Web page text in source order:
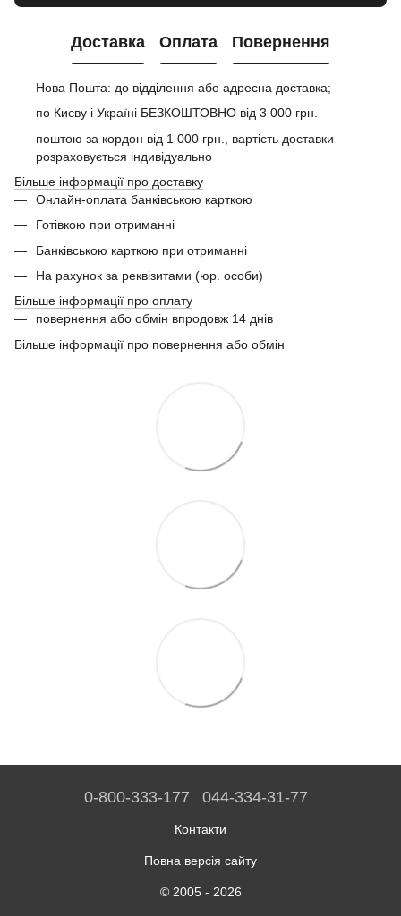
Доставка Оплата Повернення
Нова Пошта: до відділення або адресна доставка;
по Києву і Україні БЕЗКОШТОВНО від 3 000 грн.
поштою за кордон від 1 000 грн., вартість доставки
розраховується індивідуально
Більше інформації про доставку
Онлайн-оплата банківською карткою
Готівкою при отриманні
Банківською карткою при отриманні
На рахунок за реквізитами (юр. особи)
Більше інформації про оплату
повернення або обмін впродовж 14 днів
Більше інформації про повернення або обмін
0-800-333-177 044-334-31-77
Контакти
Повна версія сайту
© 2005 - 2026